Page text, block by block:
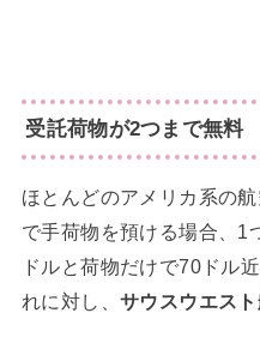
受託荷物が2つまで無料
ほとんどのアメリカ系の
で手荷物を預ける場合、1
ドルと荷物だけで70ドル
れに対し、 サウスウエス